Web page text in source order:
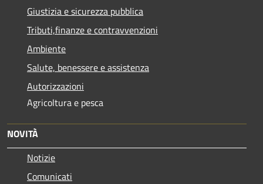
Giustizia e sicurezza pubblica
Tributi,finanze e contravvenzioni
Ambiente
Salute, benessere e assistenza
Autorizzazioni
Agricoltura e pesca
NOVITÀ
Notizie
Comunicati